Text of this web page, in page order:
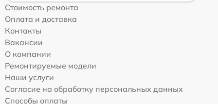
Стоимость ремонта
Оплата и доставка
Контакты
Вакансии
О компании
Ремонтируемые модели
Наши услуги
Согласие на обработку персональных данных
Способы оплаты